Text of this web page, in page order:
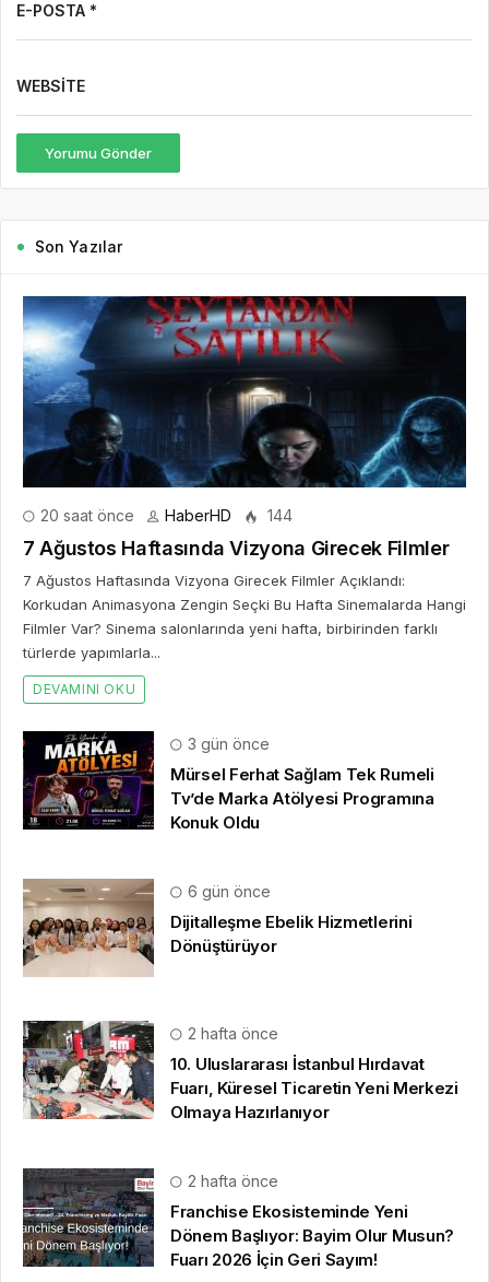
E-POSTA *
WEBSITE
Yorumu Gönder
Son Yazılar
20 saat önce HaberHD 144
7 Ağustos Haftasında Vizyona Girecek Filmler
7 Ağustos Haftasında Vizyona Girecek Filmler Açıklandı:
Korkudan Animasyona Zengin Seçki Bu Hafta Sinemalarda Hangi
Filmler Var? Sinema salonlarında yeni hafta, birbirinden farklı
türlerde yapımlarla...
DEVAMINI OKU
3 gün önce
Mürsel Ferhat Sağlam Tek Rumeli
Tv’de Marka Atölyesi Programına
Konuk Oldu
6 gün önce
Dijitalleşme Ebelik Hizmetlerini
Dönüştürüyor
2 hafta önce
10. Uluslararası İstanbul Hırdavat
Fuarı, Küresel Ticaretin Yeni Merkezi
Olmaya Hazırlanıyor
2 hafta önce
Franchise Ekosisteminde Yeni
Dönem Başlıyor: Bayim Olur Musun?
Fuarı 2026 İçin Geri Sayım!